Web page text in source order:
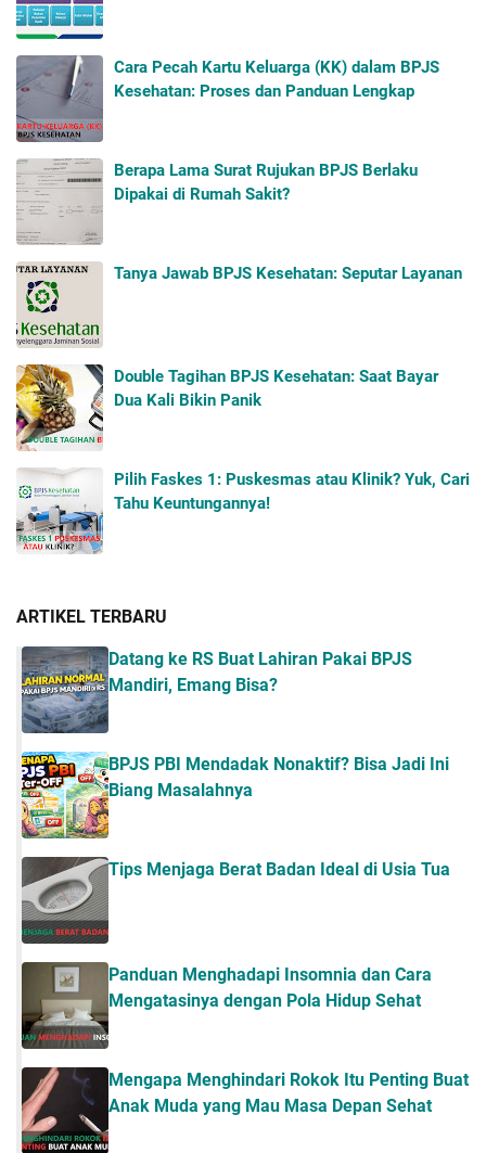
Cara Pecah Kartu Keluarga (KK) dalam BPJS
Kesehatan: Proses dan Panduan Lengkap
Berapa Lama Surat Rujukan BPJS Berlaku
Dipakai di Rumah Sakit?
Tanya Jawab BPJS Kesehatan: Seputar Layanan
Double Tagihan BPJS Kesehatan: Saat Bayar
Dua Kali Bikin Panik
Pilih Faskes 1: Puskesmas atau Klinik? Yuk, Cari
Tahu Keuntungannya!
ARTIKEL TERBARU
Datang ke RS Buat Lahiran Pakai BPJS
Mandiri, Emang Bisa?
BPJS PBI Mendadak Nonaktif? Bisa Jadi Ini
Biang Masalahnya
Tips Menjaga Berat Badan Ideal di Usia Tua
Panduan Menghadapi Insomnia dan Cara
Mengatasinya dengan Pola Hidup Sehat
Mengapa Menghindari Rokok Itu Penting Buat
Anak Muda yang Mau Masa Depan Sehat